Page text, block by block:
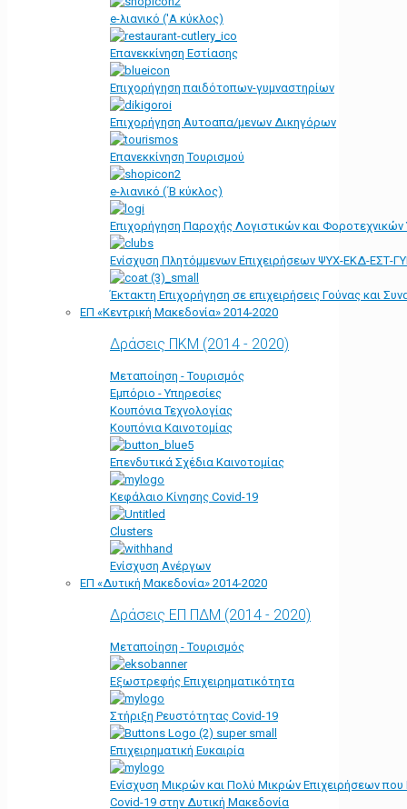
e-λιανικό ('Α κύκλος)
Επανεκκίνηση Εστίασης
Επιχορήγηση παιδότοπων-γυμναστηρίων
Επιχορήγηση Αυτοαπα/μενων Δικηγόρων
Επανεκκίνηση Τουρισμού
e-λιανικό (΄Β κύκλος)
Επιχορήγηση Παροχής Λογιστικών και
Ενίσχυση Πλητόμμενων Επιχειρήσεων ΨΥΧ-ΕΚΔ-ΕΣΤ-
Έκτακτη Επιχορήγηση σε επιχειρήσεις Γούνας και
ΕΠ «Kεντρική Μακεδονία» 2014-2020
Δράσεις ΠΚΜ (2014 - 2020)
Μεταποίηση - Τουρισμός
Εμπόριο - Υπηρεσίες
Κουπόνια Τεχνολογίας
Κουπόνια Καινοτομίας
Επενδυτικά Σχέδια Καινοτομίας
Κεφάλαιο Κίνησης Covid-19
Clusters
Ενίσχυση Ανέργων
ΕΠ «Δυτική Μακεδονία» 2014-2020
Δράσεις ΕΠ ΠΔΜ (2014 - 2020)
Μεταποίηση - Τουρισμός
Εξωστρεφής Επιχειρηματικότητα
Στήριξη Ρευστότητας Covid-19
Επιχειρηματική Ευκαιρία
Ενίσχυση Μικρών και Πολύ Μικρών Επιχειρήσεων
Covid-19 στην Δυτική Μακεδονία